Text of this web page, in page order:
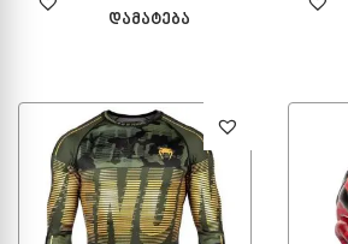
დამატება